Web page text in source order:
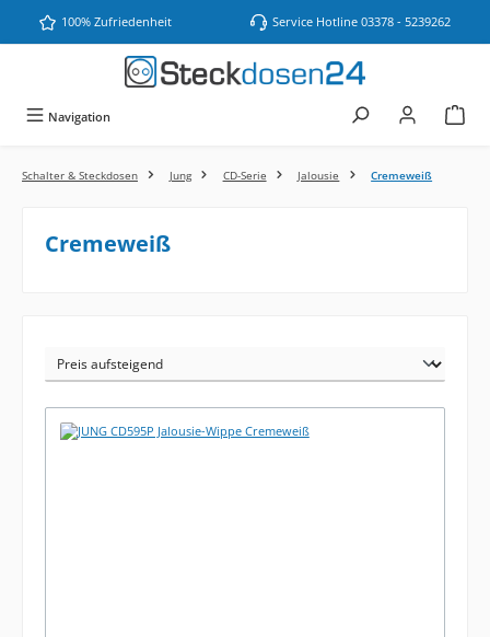
Zum Hauptinhalt springen
100% Zufriedenheit Service Hotline 03378 - 5239262
Navigation
Schalter & Steckdosen Jung CD-Serie Jalousie Cremeweiß
Cremeweiß